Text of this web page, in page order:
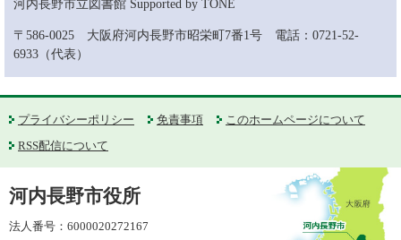
河内長野市立図書館 Supported by TONE
〒586-0025 大阪府河内長野市昭栄町7番1号 電話：0721-52-
6933（代表）
プライバシーポリシー 免責事項
このホームページについて
RSS配信について
河内長野市役所
法人番号：6000020272167